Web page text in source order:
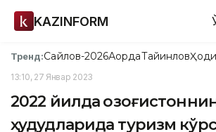
KAZINFORM
Тренд:Сайлов-2026АқордаТайинлов
13:10, 27 Январ 2023
2022 йилда
ҳудудларида туризм